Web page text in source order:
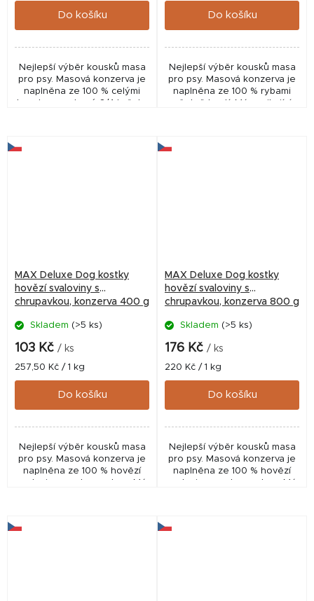
Do košíku
Nejlepší výběr kousků masa
pro psy. Masová konzerva je
naplněna ze 100 % celými
Do košíku
Nejlepší výběr kousků masa
pro psy. Masová konzerva je
naplněna ze 100 % rybami
MAX Deluxe Dog kostky
hovězí svaloviny s
chrupavkou, konzerva 400 g
Skladem (>5 ks)
103 Kč / ks
Měrná
cena:
257,50 Kč / 1 kg
Do košíku
Nejlepší výběr kousků masa
pro psy. Masová konzerva je
naplněna ze 100 % hovězí
svalovinou s chrupavkou. Má
MAX Deluxe Dog kostky
hovězí svaloviny s
chrupavkou, konzerva 800 g
Skladem (>5 ks)
176 Kč / ks
Měrná
cena:
220 Kč / 1 kg
Do košíku
Nejlepší výběr kousků masa
pro psy. Masová konzerva je
naplněna ze 100 % hovězí
svalovinou s chrupavkou. Má